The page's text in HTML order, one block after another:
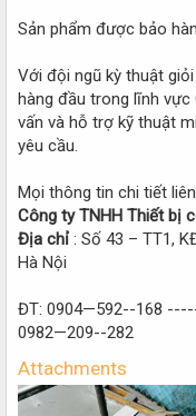
Sản phẩm được bảo
Với đội ngũ kỳ thuật
hàng đầu trong lĩnh vực
vấn và hỗ trợ kỹ thuật
yêu cầu.
Mọi thông tin chi tiết
Công ty TNHH Thiết bị
Địa chỉ : Số 43 – TT1,
Hà Nội
ĐT: 0904—592--168
0982—209--282
Attachments